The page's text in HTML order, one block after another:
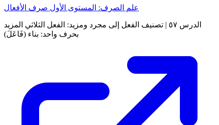
علم الصرف: المستوى الأول صرف الأفعال
الدرس ٥٧ | تصنيف الفعل إلى مجرد ومزيد: الفعل الثلاثي المزيد
بحرف واحد: بناء (فَاعَلَ)